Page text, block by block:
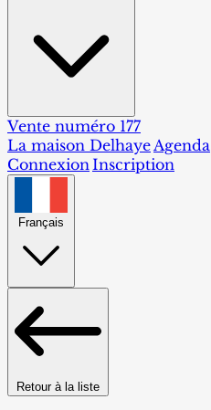
Vente numéro 177
La maison DelhayeAgenda
ConnexionInscription
Français
Retour à la liste